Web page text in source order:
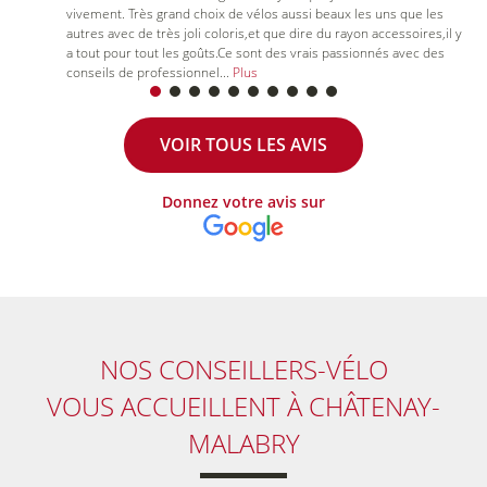
vivement. Très grand choix de vélos aussi beaux les uns que les
autres avec de très joli coloris,et que dire du rayon accessoires,il y
a tout pour tout les goûts.Ce sont des vrais passionnés avec des
conseils de professionnel... Plus
VOIR TOUS LES AVIS
Donnez votre avis sur
NOS CONSEILLERS-VÉLO
VOUS ACCUEILLENT À CHÂTENAY-
MALABRY